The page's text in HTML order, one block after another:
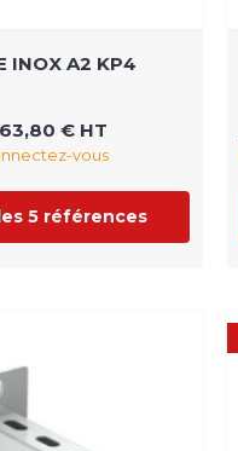
INOX A2 KP4
63,80 € HT
vous
5 références